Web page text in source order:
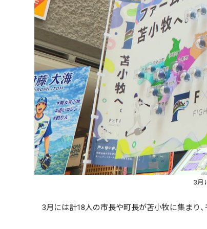
3月
3月には計18人の市長や町長が苫小牧に集まり、